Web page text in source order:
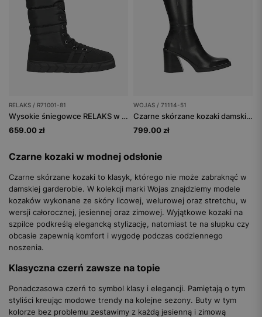
RELAKS / R71001-81
Wysokie śniegowce RELAKS w formie kozaków na płaskiej podeszwie
659.00 zł
WOJAS / 71114-51
Czarne skórzane kozaki damskie z ściętym obcasie
799.00 zł
Czarne kozaki w modnej odsłonie
Czarne skórzane kozaki to klasyk, którego nie może zabraknąć w
damskiej garderobie. W kolekcji marki Wojas znajdziemy modele
kozaków wykonane ze skóry licowej, welurowej oraz stretchu, w
wersji całorocznej, jesiennej oraz zimowej. Wyjątkowe kozaki na
szpilce podkreślą elegancką stylizację, natomiast te na słupku czy
obcasie zapewnią komfort i wygodę podczas codziennego
noszenia.
Klasyczna czerń zawsze na topie
Ponadczasowa czerń to symbol klasy i elegancji. Pamiętają o tym
styliści kreując modowe trendy na kolejne sezony. Buty w tym
kolorze bez problemu zestawimy z każdą jesienną i zimową